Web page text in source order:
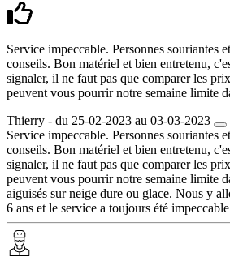
Service impeccable. Personnes souriantes
conseils. Bon matériel et bien entretenu,
signaler, il ne faut pas que comparer les
peuvent vous pourrir notre semaine limite
Thierry - du 25-02-2023 au 03-03-2023
Service impeccable. Personnes souriantes
conseils. Bon matériel et bien entretenu,
signaler, il ne faut pas que comparer les
peuvent vous pourrir notre semaine limite
aiguisés sur neige dure ou glace. Nous y
6 ans et le service a toujours été